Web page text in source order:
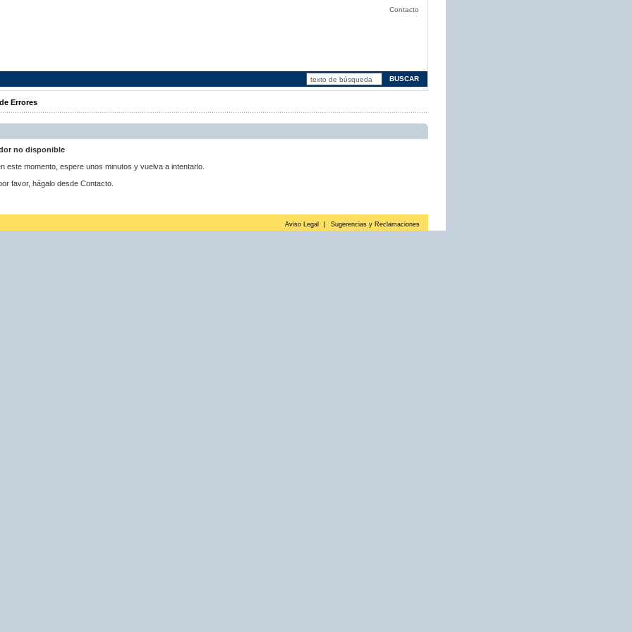
Contacto
Errores
no disponible
este momento, espere unos minutos y vuelva a intentarlo.
favor, hágalo desde Contacto.
Aviso Legal Sugerencias y Reclamaciones